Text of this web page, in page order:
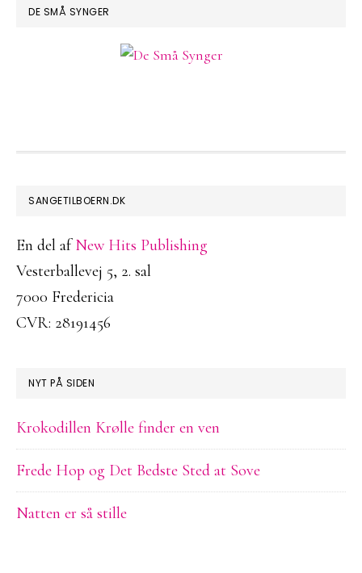
DE SMÅ SYNGER
FOOTER
SANGETILBOERN.DK
En del afNew Hits Publishing
Vesterballevej 5, 2. sal
7000 Fredericia
CVR: 28191456
NYT PÅ SIDEN
Krokodillen Krølle finder en ven
Frede Hop og Det Bedste Sted at Sove
Natten er så stille